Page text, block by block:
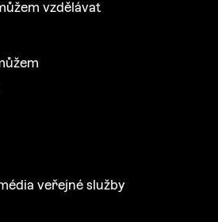
vzdělávat
veřejné služby